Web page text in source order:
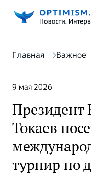
Главная Важное
9 мая 2026
Токаев
турнир по